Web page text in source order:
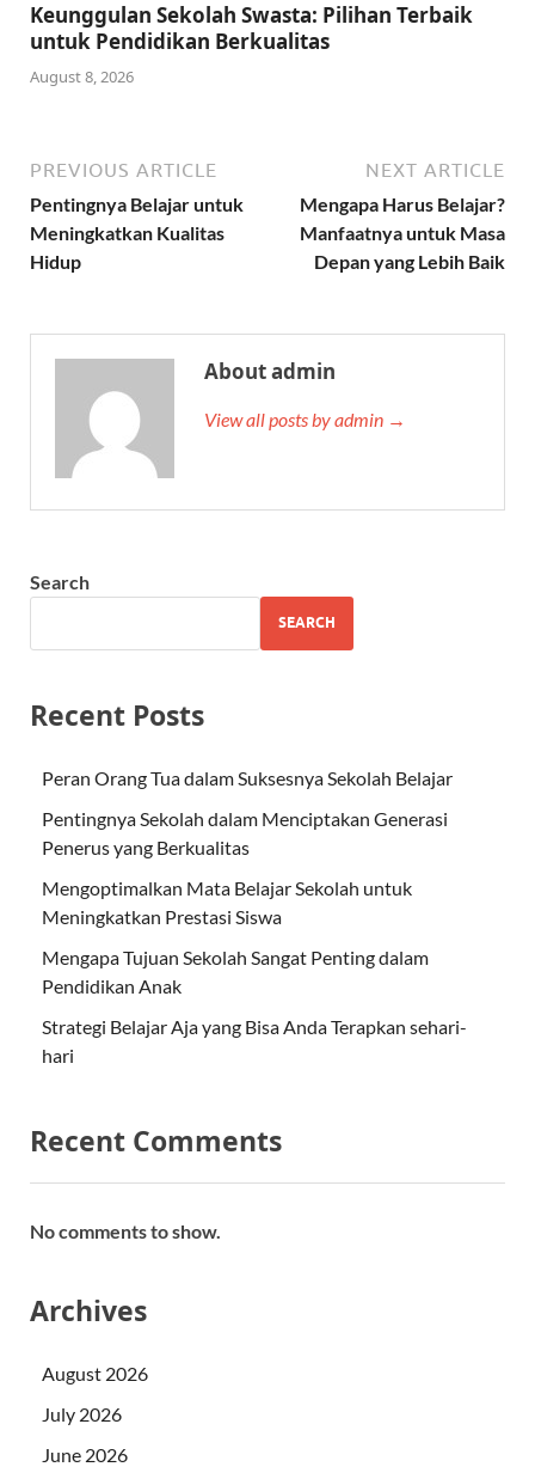
Keunggulan Sekolah Swasta: Pilihan Terbaik
untuk Pendidikan Berkualitas
August 8, 2026
PREVIOUS ARTICLE
Pentingnya Belajar untuk
Meningkatkan Kualitas
Hidup
NEXT ARTICLE
Mengapa Harus Belajar?
Manfaatnya untuk Masa
Depan yang Lebih Baik
About admin
View all posts by admin →
Search
SEARCH
Recent Posts
Peran Orang Tua dalam Suksesnya Sekolah Belajar
Pentingnya Sekolah dalam Menciptakan Generasi
Penerus yang Berkualitas
Mengoptimalkan Mata Belajar Sekolah untuk
Meningkatkan Prestasi Siswa
Mengapa Tujuan Sekolah Sangat Penting dalam
Pendidikan Anak
Strategi Belajar Aja yang Bisa Anda Terapkan sehari-
hari
Recent Comments
No comments to show.
Archives
August 2026
July 2026
June 2026